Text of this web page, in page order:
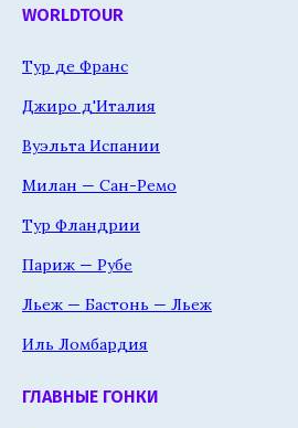
WORLDTOUR
Тур де Франс
Джиро д'Италия
Вуэльта Испании
Милан — Сан-Ремо
Тур Фландрии
Париж — Рубе
Льеж — Бастонь — Льеж
Иль Ломбардия
ГЛАВНЫЕ ГОНКИ